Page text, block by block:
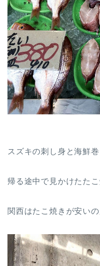
スズキの刺し身と海鮮巻
帰る途中で見かけたたこ
関西はたこ焼きが安いの